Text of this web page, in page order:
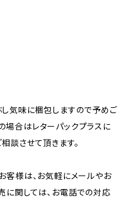
気味に梱包しますので予めご
場合はレターパックプラスに
談させて頂きます。
客様は、お気軽にメールやお
に関しては、お電話での対応